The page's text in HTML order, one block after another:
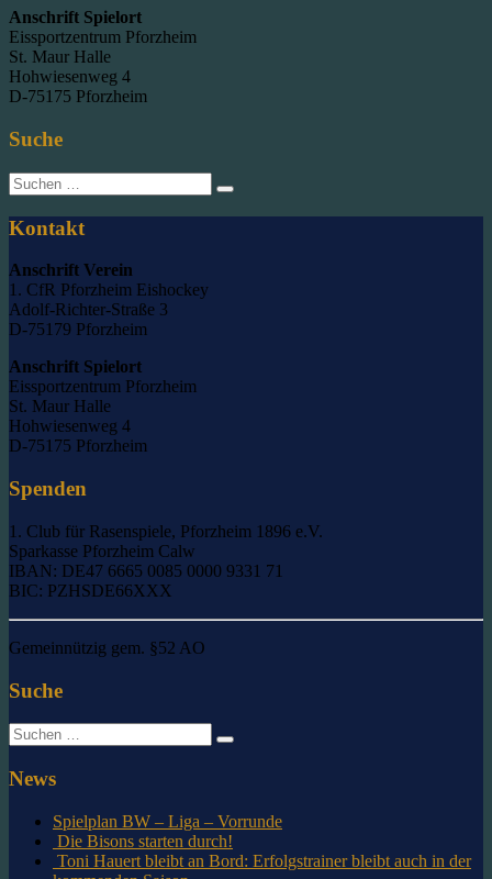
Anschrift Spielort
Eissportzentrum Pforzheim
St. Maur Halle
Hohwiesenweg 4
D-75175 Pforzheim
Suche
Suche
nach:
Kontakt
Anschrift Verein
1. CfR Pforzheim Eishockey
Adolf-Richter-Straße 3
D-75179 Pforzheim
Anschrift Spielort
Eissportzentrum Pforzheim
St. Maur Halle
Hohwiesenweg 4
D-75175 Pforzheim
Spenden
1. Club für Rasenspiele, Pforzheim 1896 e.V.
Sparkasse Pforzheim Calw
IBAN: DE47 6665 0085 0000 9331 71
BIC: PZHSDE66XXX
Gemeinnützig gem. §52 AO
Suche
Suche
nach:
News
Spielplan BW – Liga – Vorrunde
Die Bisons starten durch!
Toni Hauert bleibt an Bord: Erfolgstrainer bleibt auch in der